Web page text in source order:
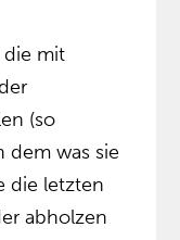
die mit
(so
dem was sie
die letzten
abholzen